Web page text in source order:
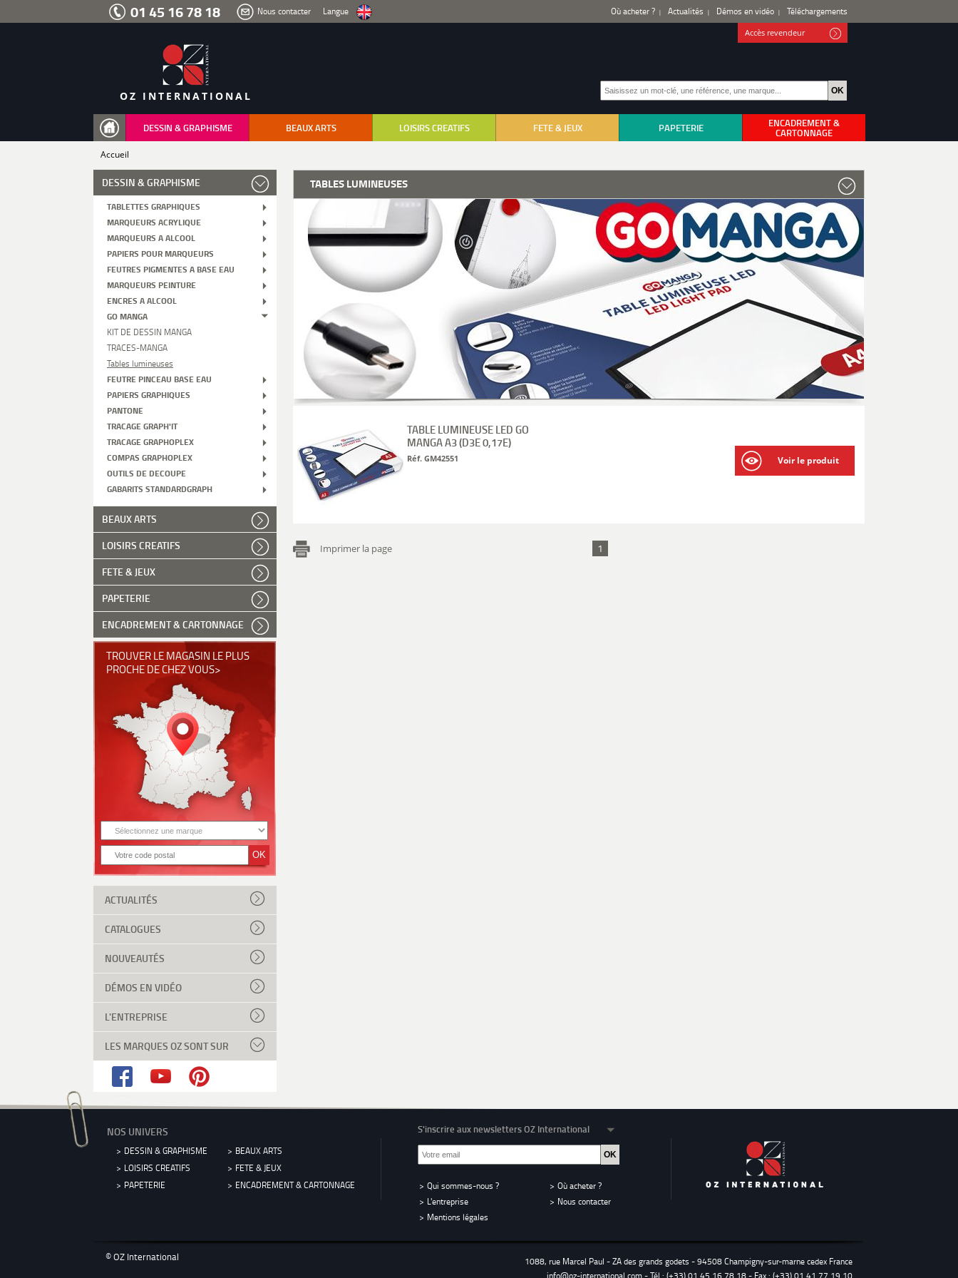
menu
01 45 16 78 18 Nous contacter Langue Où acheter ? Actualités Démos en vidéo Téléchargements
OZ INTERNATIONAL
Accès revendeur
DESSIN & GRAPHISME BEAUX ARTS LOISIRS CREATIFS FETE & JEUX PAPETERIE ENCADREMENT &
CARTONNAGE
Accueil
DESSIN & GRAPHISME
TABLETTES GRAPHIQUES
MARQUEURS ACRYLIQUE
MARQUEURS A ALCOOL
PAPIERS POUR MARQUEURS
FEUTRES PIGMENTES A BASE EAU
MARQUEURS PEINTURE
ENCRES A ALCOOL
GO MANGA
KIT DE DESSIN MANGA
TRACES-MANGA
Tables lumineuses
FEUTRE PINCEAU BASE EAU
PAPIERS GRAPHIQUES
PANTONE
TRACAGE GRAPH'IT
TRACAGE GRAPHOPLEX
COMPAS GRAPHOPLEX
OUTILS DE DECOUPE
GABARITS STANDARDGRAPH
BEAUX ARTS
LOISIRS CREATIFS
FETE & JEUX
PAPETERIE
ENCADREMENT & CARTONNAGE
TROUVER LE MAGASIN LE PLUS
PROCHE DE CHEZ VOUS>
ACTUALITÉS
CATALOGUES
NOUVEAUTÉS
DÉMOS EN VIDÉO
L'ENTREPRISE
LES MARQUES OZ SONT SUR
TABLES LUMINEUSES
TABLE LUMINEUSE LED GO
MANGA A3 (D3E 0,17E)
Réf. GM42551 Voir le produit
Imprimer la page 1
NOS UNIVERS
DESSIN & GRAPHISME
BEAUX ARTS
LOISIRS CREATIFS
FETE & JEUX
PAPETERIE
ENCADREMENT & CARTONNAGE
S'inscrire aux newsletters OZ International
Qui sommes-nous ?
Où acheter ?
L'entreprise
Nous contacter
Mentions légales
© OZ International
1088, rue Marcel Paul - ZA des grands godets - 94508 Champigny-sur-marne cedex France
info@oz-international.com- Tél : (+33) 01 45 16 78 18 - Fax : (+33) 01 41 77 19 10